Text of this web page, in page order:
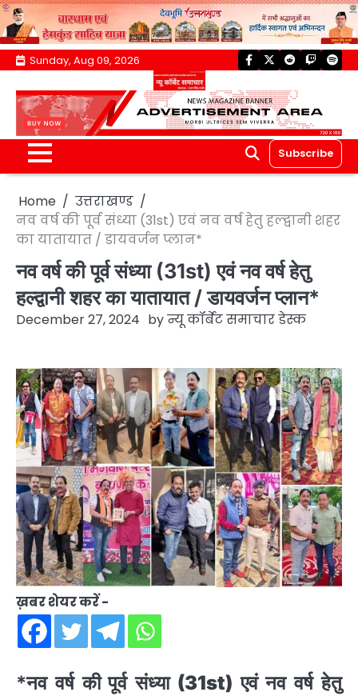
Skip
content
Sunday, Aug 09, 2026 facebook
twitterreddittwitch
Subscribe
Home
उत्तराखण्ड
नव वर्ष की पूर्व संध्या (31st) एवं नव वर्ष हेतु हल्द्वानी शहर
का यातायात / डायवर्जन प्लान*
नव वर्ष की पूर्व संध्या (31st) एवं नव वर्ष हेतु
हल्द्वानी शहर का यातायात / डायवर्जन प्लान*
December 27, 2024 byन्यू कॉर्बेट समाचार डेस्क
ख़बर शेयर करें -
*नव वर्ष की पूर्व संध्या (31st) एवं नव वर्ष हेतु